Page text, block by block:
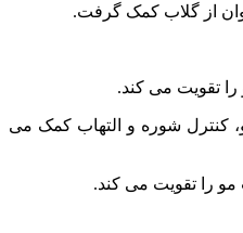
از گلاب کمک گرفت.
تقویت می کند.
کنترل شوره و التهاب کمک می
را تقویت می کند.